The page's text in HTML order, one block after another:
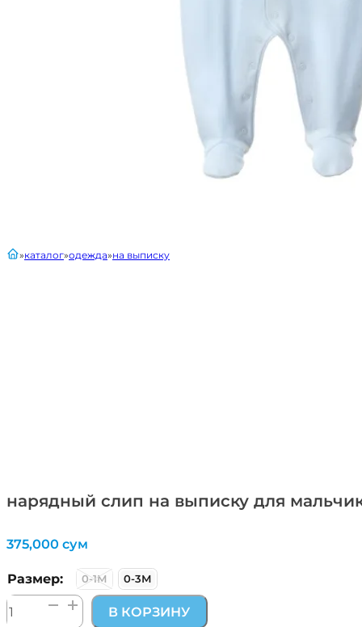
нарядный слип на выписку для
главнаякаталог одежда на выписку
375,000 сум
Размер: 0-1М 0-3М
Количество
товара
В КОРЗИНУ